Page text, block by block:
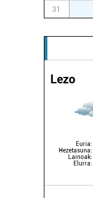
31
Lezo
Euria:
Hezetasuna:
Lainoak:
Elurra: